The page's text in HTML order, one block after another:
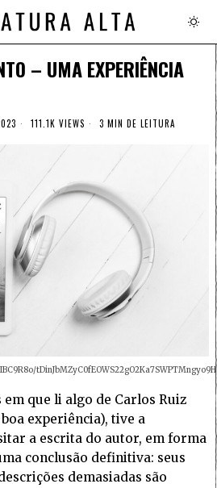
– UMA EXPERIÊNCIA
111.1K VIEWS 3 MIN DE LEITURA
que li algo de Carlos Ruiz
experiência), tive a
a escrita do autor, em forma
conclusão definitiva: seus
demasiadas são